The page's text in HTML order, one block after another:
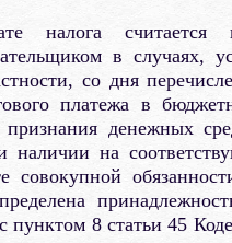
налога считается
в случаях,
со дня
платежа в
денежных
наличии на
совокупной
пунктом 8 статьи 45